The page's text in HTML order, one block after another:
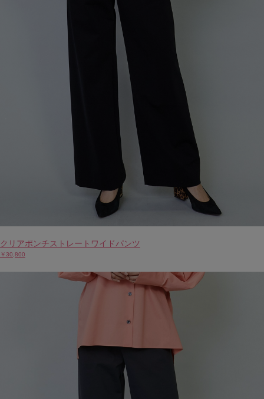
クリアポンチストレートワイドパンツ
￥30,800